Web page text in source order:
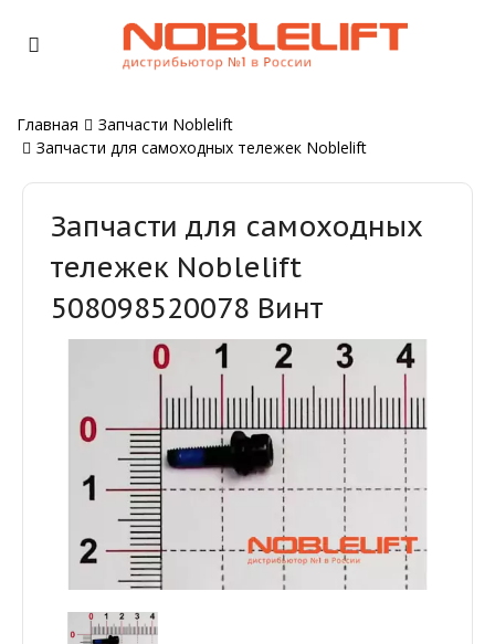
Главная
Запчасти Noblelift
Запчасти для самоходных тележек Noblelift
Запчасти для самоходных
тележек Noblelift
508098520078 Винт